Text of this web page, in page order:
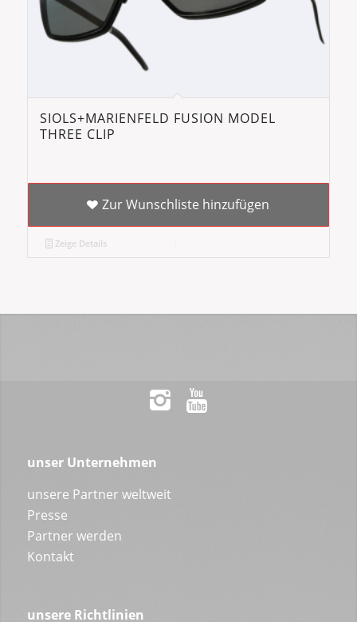
SIOLS+MARIENFELD FUSION MODEL
THREE CLIP
Zur Wunschliste hinzufügen
Zeige Details
unser Unternehmen
unsere Partner weltweit
Presse
Partner werden
Kontakt
unsere Richtlinien